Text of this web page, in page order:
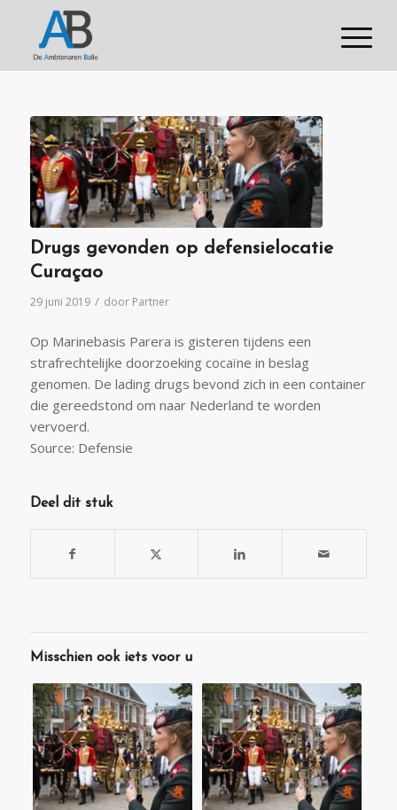
Drugs gevonden op defensielocatie
Curaçao
29 juni 2019 / door Partner
Op Marinebasis Parera is gisteren tijdens een
strafrechtelijke doorzoeking cocaïne in beslag
genomen. De lading drugs bevond zich in een container
die gereedstond om naar Nederland te worden
vervoerd.
Source: Defensie
Deel dit stuk
Misschien ook iets voor u